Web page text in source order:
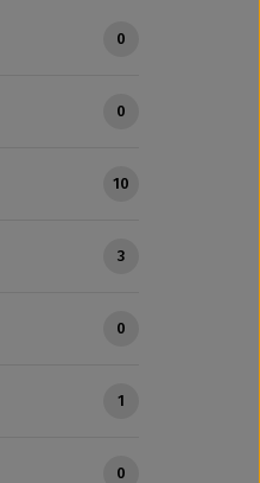
0
0
10
3
0
1
0